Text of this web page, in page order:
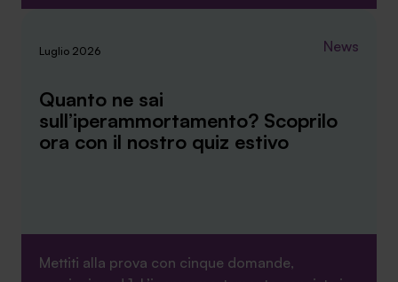
Luglio 2026 News
Quanto ne sai
sull’iperammortamento? Scoprilo
ora con il nostro quiz estivo
Mettiti alla prova con cinque domande,